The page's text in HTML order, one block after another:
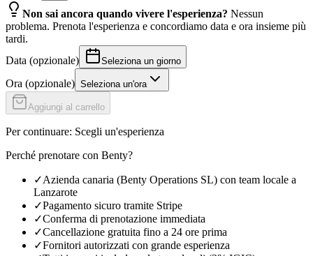
Non sai ancora quando vivere l'esperienza? Nessun
problema. Prenota l'esperienza e concordiamo data e ora insieme più
tardi.
Data (opzionale) Seleziona un giorno
Ora (opzionale) Seleziona un'ora
Aggiungi al carrello
Per continuare: Scegli un'esperienza
Perché prenotare con Benty?
✓Azienda canaria (Benty Operations SL) con team locale a
Lanzarote
✓Pagamento sicuro tramite Stripe
✓Conferma di prenotazione immediata
✓Cancellazione gratuita fino a 24 ore prima
✓Fornitori autorizzati con grande esperienza